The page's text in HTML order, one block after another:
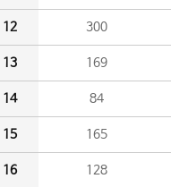
12 300
13 169
14 84
15 165
16 128